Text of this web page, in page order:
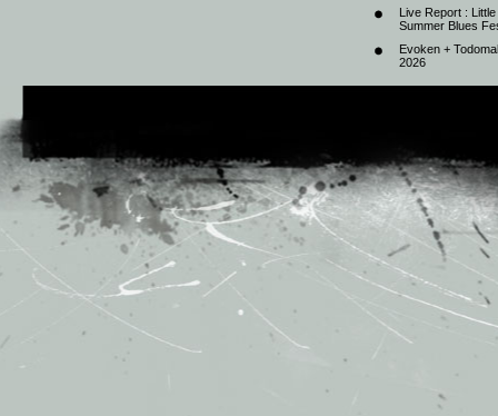
Live Report :
Summer Blues
Evoken +
2026